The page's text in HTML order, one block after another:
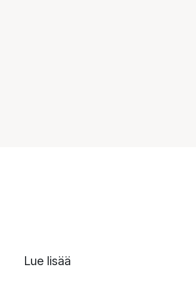
Lue lisää